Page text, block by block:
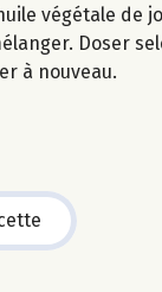
végétale de
Doser
à nouveau.